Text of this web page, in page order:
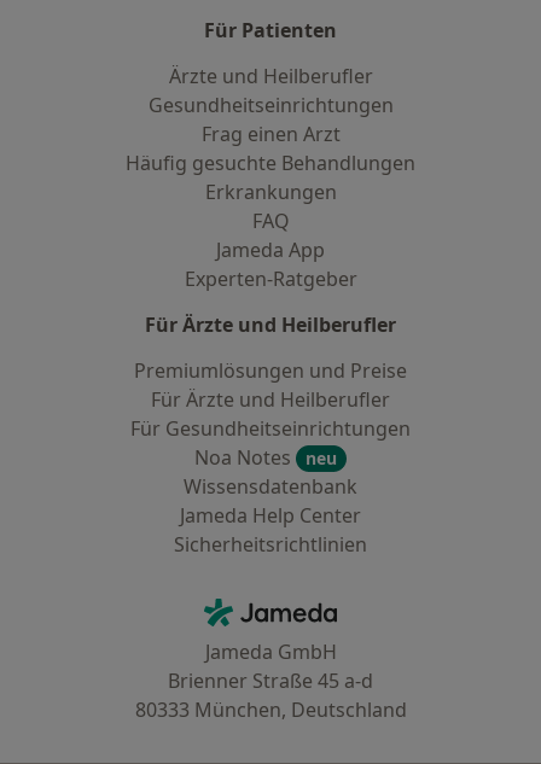
Für Patienten
Ärzte und Heilberufler
Gesundheitseinrichtungen
Frag einen Arzt
Häufig gesuchte Behandlungen
Erkrankungen
FAQ
Jameda App
Experten-Ratgeber
Für Ärzte und Heilberufler
Premiumlösungen und Preise
Für Ärzte und Heilberufler
Für Gesundheitseinrichtungen
Noa Notes
neu
Wissensdatenbank
Jameda Help Center
Sicherheitsrichtlinien
Jameda - Startseite
Jameda GmbH
Brienner Straße 45 a-d
80333 München, Deutschland